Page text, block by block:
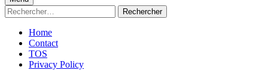
principal
Rechercher :
Home
Contact
TOS
Privacy Policy